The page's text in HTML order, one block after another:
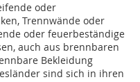
oder
Trennwände oder
oder feuerbeständige
auch aus brennbaren
Bekleidung
sind sich in ihren